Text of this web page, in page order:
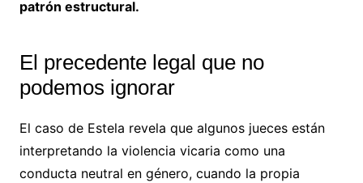
patrón estructural.
El precedente legal que no
podemos ignorar
El caso de Estela revela que algunos jueces están
interpretando la violencia vicaria como una
conducta neutral en género, cuando la propia